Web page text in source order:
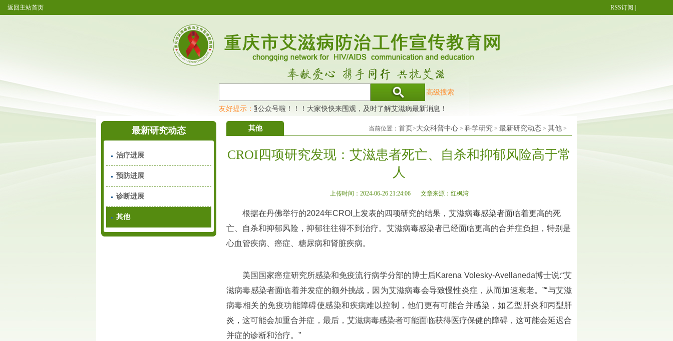
返回主站首页 RSS订阅
高级搜索
友好提示：
重庆市艾滋病防治工作宣传教育网开通公众号啦！！！大家快快来围观，及时了解艾滋病最新消息！ 艾滋病试纸怎么用
最新研究动态
治疗进展
预防进展
诊断进展
其他
其他 当前位置： 首页 >大众科普中心 > 科学研究 > 最新研究动态 > 其他 >
CROI四项研究发现：艾滋患者死亡、自杀和抑郁风险高于常
人
上传时间：2024-06-26 21:24:06 文章来源：红枫湾
根据在丹佛举行的2024年CROI上发表的四项研究的结果，艾滋病毒感染者面临着更高的死
亡、自杀和抑郁风险，抑郁往往得不到治疗。艾滋病毒感染者已经面临更高的合并症负担，特别是
心血管疾病、癌症、糖尿病和肾脏疾病。
美国国家癌症研究所感染和免疫流行病学分部的博士后Karena Volesky-Avellaneda博士说:“艾
滋病毒感染者面临着并发症的额外挑战，因为艾滋病毒会导致慢性炎症，从而加速衰老。”“与艾滋
病毒相关的免疫功能障碍使感染和疾病难以控制，他们更有可能合并感染，如乙型肝炎和丙型肝
炎，这可能会加重合并症，最后，艾滋病毒感染者可能面临获得医疗保健的障碍，这可能会延迟合
并症的诊断和治疗。”